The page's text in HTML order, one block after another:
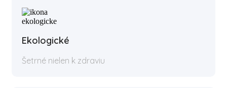
Ekologické
Šetrné nielen k zdraviu